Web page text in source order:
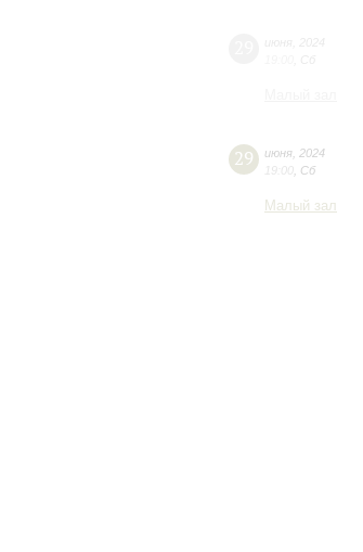
29 июня 2024
19:00 Сб
Малый зал